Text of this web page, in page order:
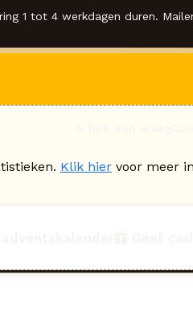
1 tot 4 werkdagen duren.
Klik hier voor meer